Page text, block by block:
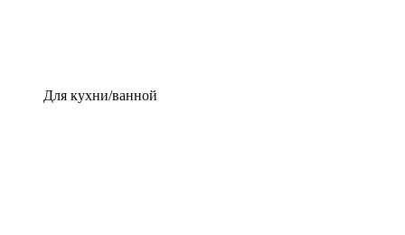
Для кухни/ванной